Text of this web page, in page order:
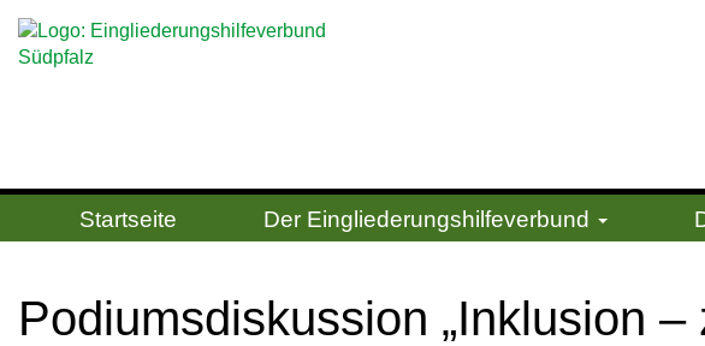
Startseite Der Ein­gliede­rungs­hilfe­verbund
Po­di­ums­dis­kus­si­on „In­klu­si­on